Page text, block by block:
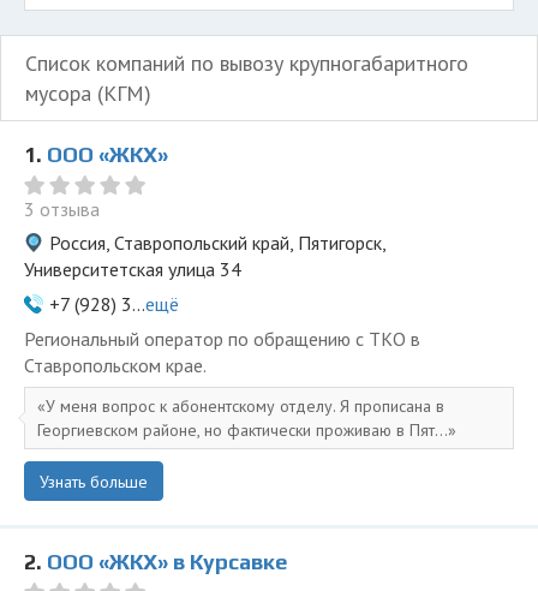
Список компаний по вывозу крупногабаритного
мусора (КГМ)
1. ООО «ЖКХ»
3 отзыва
Россия, Ставропольский край, Пятигорск,
Университетская улица 34
+7 (928) 3...ещё
Региональный оператор по обращению с ТКО в
Ставропольском крае.
У меня вопрос к абонентскому отделу. Я прописана в
Георгиевском районе, но фактически проживаю в Пят...
Узнать больше
2. ООО «ЖКХ» в Курсавке